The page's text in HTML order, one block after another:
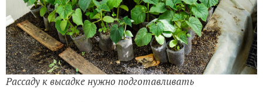
Рассаду к высадке нужно подготавливать